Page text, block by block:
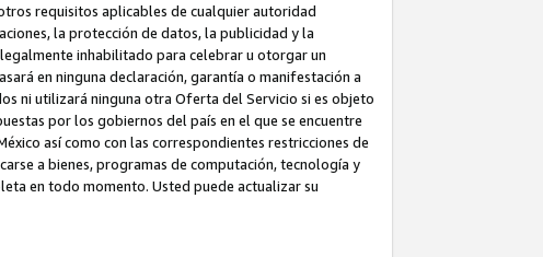
requisitos aplicables de cualquier autoridad
la protección de datos, la publicidad y la
inhabilitado para celebrar u otorgar un
en ninguna declaración, garantía o manifestación a
ni utilizará ninguna otra Oferta del Servicio si es objeto
por los gobiernos del país en el que se encuentre
así como con las correspondientes restricciones de
a bienes, programas de computación, tecnología y
en todo momento. Usted puede actualizar su